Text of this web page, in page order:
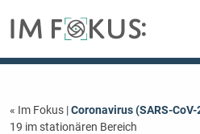
« Im Fokus |Coronavirus (SARS-CoV-
19 im stationären Bereich